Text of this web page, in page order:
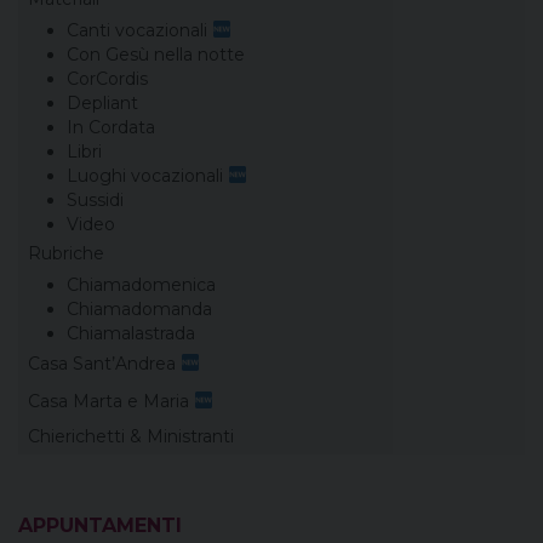
Canti vocazionali
Con Gesù nella notte
CorCordis
Depliant
In Cordata
Libri
Luoghi vocazionali
Sussidi
Video
Rubriche
Chiamadomenica
Chiamadomanda
Chiamalastrada
Casa Sant’Andrea
Casa Marta e Maria
Chierichetti & Ministranti
APPUNTAMENTI